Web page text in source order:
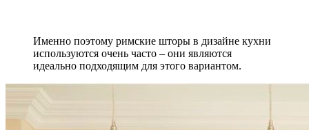
Именно поэтому римские шторы в дизайне кухни
используются очень часто – они являются
идеально подходящим для этого вариантом.